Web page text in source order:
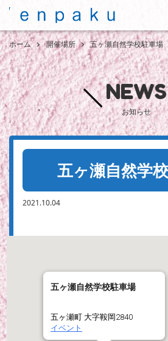
ホーム 開催場所 五ヶ瀬自然学校駐車場
NEWS
お知らせ
五ヶ瀬自然学
2021.10.04
五ヶ瀬自然学校駐車場
五ヶ瀬町 大字鞍岡2840
イベント